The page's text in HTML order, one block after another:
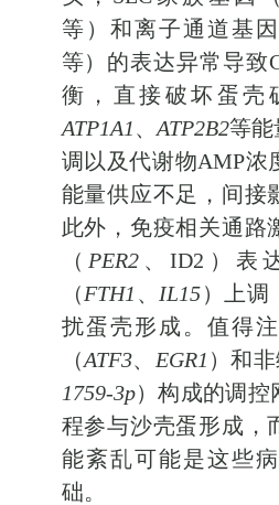
等）和离子通道基
等）的表达异常导致
衡，直接破坏蛋壳
ATP1A1、 ATP2B2等能
调 以及代谢物AMP浓
能量供应不足，间接
此外，免疫相关通路
（ PER2、ID2 ）表
（FTH1 、 IL15）上调
扰蛋壳形成。值得
（ATF3、 EGR1 ）和
1759-3p）构成的调控
程参与沙壳蛋形成，
能紊乱可能是这些
础。